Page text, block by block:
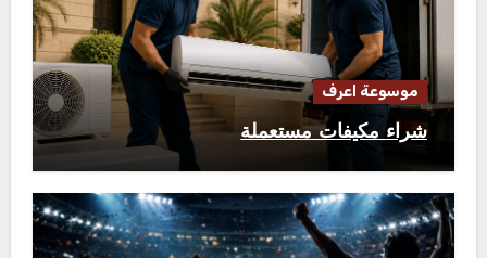
موسوعة اعرف
شراء مكيفات مستعملة